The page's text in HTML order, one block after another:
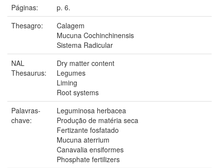
Páginas:
p. 6.
Thesagro:
Calagem
Mucuna Cochinchinensis
Sistema Radicular
NAL
Thesaurus:
Dry matter content
Legumes
Liming
Root systems
Palavras-
chave:
Leguminosa herbacea
Produção de matéria seca
Fertizante fosfatado
Mucuna aterrium
Canavalia ensiformes
Phosphate fertilizers